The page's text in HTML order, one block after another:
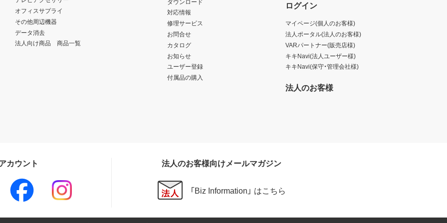
オフィスサプライ
その他周辺機器
データ消去
法人向け商品 商品一覧
対応情報
修理サービス
お問合せ
カタログ
お知らせ
ユーザー登録
付属品の購入
ログイン
マイページ(個人のお客様)
法人ポータル(法人のお客様)
VARパートナー(販売店様)
キキNavi(法人ユーザー様)
キキNavi(保守・管理会社様)
法人のお客様
カウント 法人のお客様向けメールマガジン
「Biz Information」 はこちら